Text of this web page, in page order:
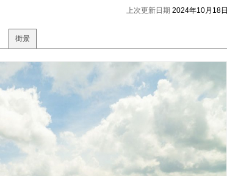
上次更新日期 2024年10月18日
街景